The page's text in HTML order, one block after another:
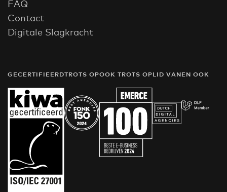
FAQ
Contact
Digitale Slagkracht
GECERTIFIEERDTROTS OPOOK TROTS OPLID VANEN OOK